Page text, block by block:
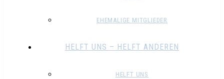
EHEMALIGE MITGLIEDER
HELFT UNS – HELFT ANDEREN
HELFT UNS